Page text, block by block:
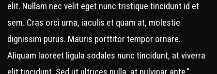
elit. Nullam nec velit eget nunc tristique tincidunt id et
sem. Cras orci urna, iaculis et quam at, molestie
dignissim purus. Mauris porttitor tempor ornare.
Aliquam laoreet ligula sodales nunc tincidunt, at viverra